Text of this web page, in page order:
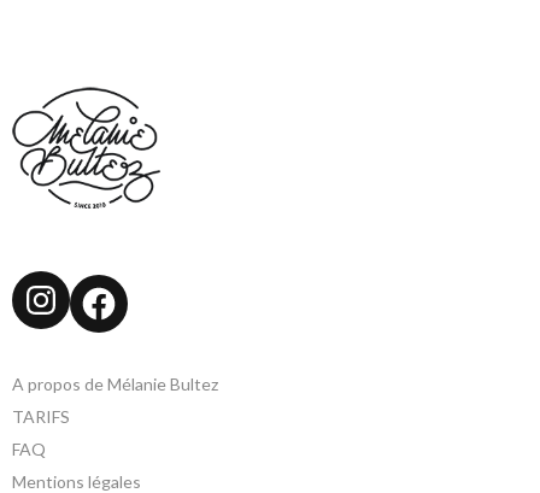
Instagram
Facebook
A propos de Mélanie Bultez
TARIFS
FAQ
Mentions légales